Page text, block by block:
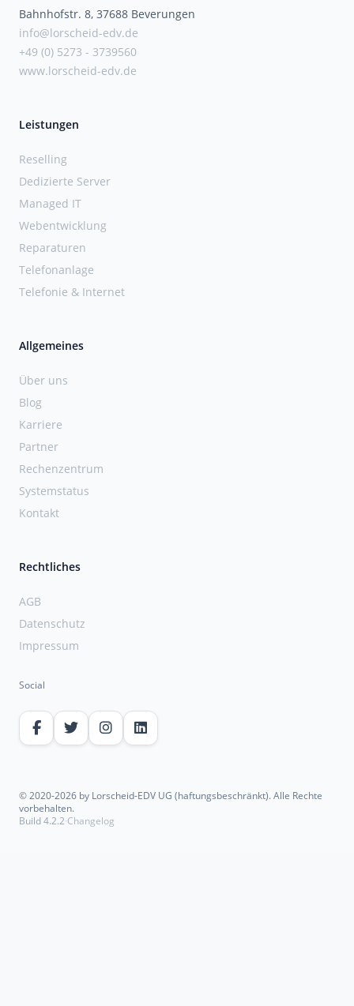
Bahnhofstr. 8, 37688 Beverungen
info@lorscheid-edv.de
+49 (0) 5273 - 3739560
www.lorscheid-edv.de
Leistungen
Reselling
Dedizierte Server
Managed IT
Webentwicklung
Reparaturen
Telefonanlage
Telefonie & Internet
Allgemeines
Über uns
Blog
Karriere
Partner
Rechenzentrum
Systemstatus
Kontakt
Rechtliches
AGB
Datenschutz
Impressum
Social
© 2020-2026 by Lorscheid-EDV UG (haftungsbeschränkt). Alle Rechte
vorbehalten.
Build 4.2.2·Changelog